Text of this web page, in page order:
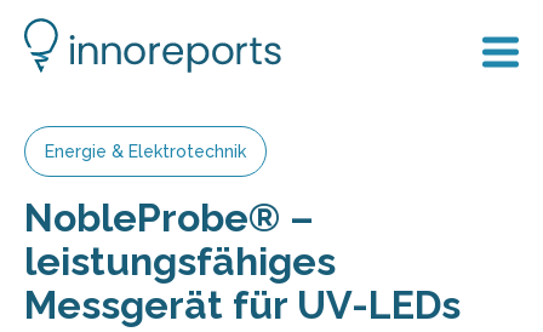
Energie & Elektrotechnik
NobleProbe® –
leistungsfähiges
Messgerät für UV-LEDs